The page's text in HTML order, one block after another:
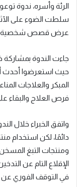
الرئة وأسره، ندوة
سلطت الضوء على
عرض قصص شخصية
جاءت الندوة
حيث استعرضوا أحدث
المبكر والعلاجات
فرص العلاج والبقاء
واتفق الخبراء خلال
دائمًا، لكن استخدام
ومنتجات التبغ
الإقلاع التام عن
في التوقف الفوري عن